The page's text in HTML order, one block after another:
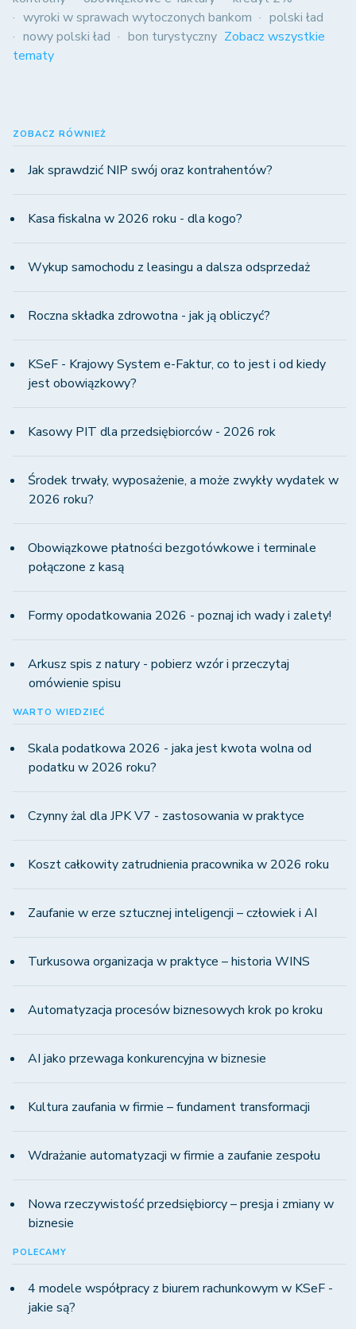
wyroki w sprawach wytoczonych bankom
polski ład
nowy polski ład
bon turystyczny Zobacz wszystkie
tematy
ZOBACZ RÓWNIEŻ
Jak sprawdzić NIP swój oraz kontrahentów?
Kasa fiskalna w 2026 roku - dla kogo?
Wykup samochodu z leasingu a dalsza odsprzedaż
Roczna składka zdrowotna - jak ją obliczyć?
KSeF - Krajowy System e-Faktur, co to jest i od kiedy
jest obowiązkowy?
Kasowy PIT dla przedsiębiorców - 2026 rok
Środek trwały, wyposażenie, a może zwykły wydatek w
2026 roku?
Obowiązkowe płatności bezgotówkowe i terminale
połączone z kasą
Formy opodatkowania 2026 - poznaj ich wady i zalety!
Arkusz spis z natury - pobierz wzór i przeczytaj
omówienie spisu
WARTO WIEDZIEĆ
Skala podatkowa 2026 - jaka jest kwota wolna od
podatku w 2026 roku?
Czynny żal dla JPK V7 - zastosowania w praktyce
Koszt całkowity zatrudnienia pracownika w 2026 roku
Zaufanie w erze sztucznej inteligencji – człowiek i AI
Turkusowa organizacja w praktyce – historia WINS
Automatyzacja procesów biznesowych krok po kroku
AI jako przewaga konkurencyjna w biznesie
Kultura zaufania w firmie – fundament transformacji
Wdrażanie automatyzacji w firmie a zaufanie zespołu
Nowa rzeczywistość przedsiębiorcy – presja i zmiany w
biznesie
POLECAMY
4 modele współpracy z biurem rachunkowym w KSeF -
jakie są?